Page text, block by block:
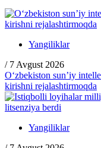
Yangiliklar
/ 7 Avgust 2026
O‘zbekiston sun’iy
kirishni rejalashtirmoqda
Yangiliklar